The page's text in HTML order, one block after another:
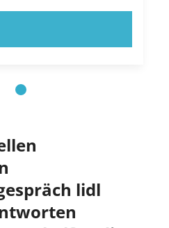
lidl